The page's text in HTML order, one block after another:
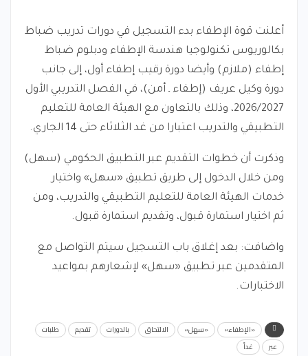
أعلنت قوة الإطفاء بدء التسجيل في دورات تدريب ضباط
بكالوريوس تكنولوجيا هندسة الإطفاء ودبلوم ضباط
إطفاء (ملازم) وأيضا دورة رقيب إطفاء أول، إلى جانب
دورة وكيل عريف (إطفاء ـ أمن)، في الفصل التدريبي الأول
2026/2027، وذلك بالتعاون مع الهيئة العامة للتعليم
التطبيقي والتدريب اعتبارا من غد الثلاثاء حتى 14 الجاري.
وذكرت أن خطوات التقديم عبر التطبيق الحكومي (سهل)
ومن خلال الدخول إلى طريق تطبيق «سهل» واختيار
خدمات الهيئة العامة للتعليم التطبيقي والتدريب، ومن
ثم اختيار استمارة قبول، وتقديم استمارة قبول.
واضافت: بعد إغلاق باب التسجيل سيتم التواصل مع
المتقدمين عبر تطبيق «سهل» لإشعارهم بمواعيد
الاختبارات.
«الإطفاء» «سهل» الالتحاق بالدورات تقديم
طلبات
عبر
غداً